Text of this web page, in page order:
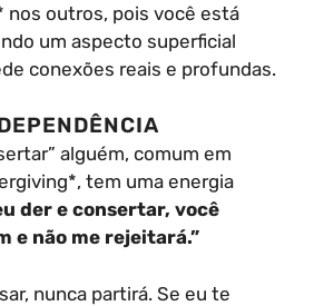
nos outros, pois você está
um aspecto superficial
conexões reais e profundas.
alguém, comum em
tem uma energia
der e consertar, você
e não me rejeitará.”
nunca partirá. Se eu te